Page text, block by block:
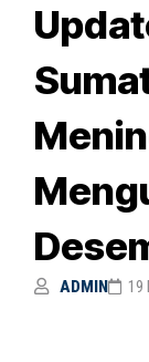
ADMIN 19